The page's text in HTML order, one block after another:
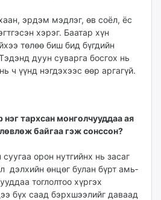
эрдэм мэдлэг, өв соёл, ёс
хэрэг. Баатар хүн
тө­лөө биш бид бүгдийн
дуун суварга босгох нь
ч үүнд нэгдэхээс өөр аргагүй.
тархсан монголчууддаа ая
байгаа гэж сонссон?
орон нутгийнх нь засаг
дэлхийн өнцөг булан бүрт амь­
тоглолтоо хүр­гэх
бүх саад бэрхшээлийг даваад